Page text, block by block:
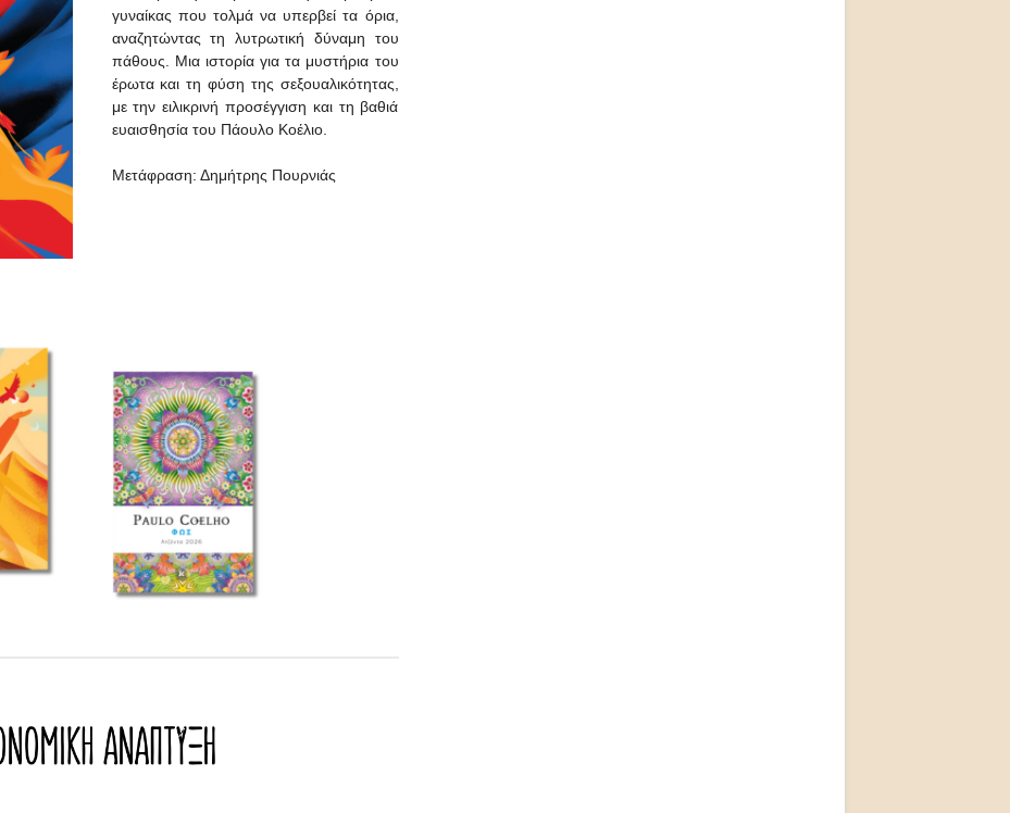
γυναίκας που τολμά να υπερβεί τα όρια,
αναζητώντας τη λυτρωτική δύναμη του
πάθους. Μια ιστορία για τα μυστήρια του
έρωτα και τη φύση της σεξουαλικότητας,
με την ειλικρινή προσέγγιση και τη βαθιά
ευαισθησία του Πάουλο Κοέλιο.
Μετάφραση: Δημήτρης Πουρνιάς